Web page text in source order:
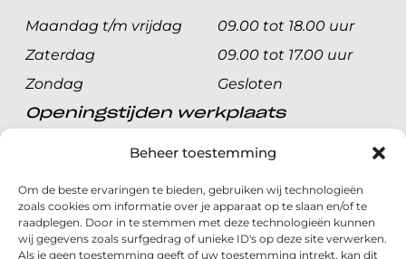
Beheer toestemming
Om de beste ervaringen te bieden, gebruiken wij technologieën
zoals cookies om informatie over je apparaat op te slaan en/of te
raadplegen. Door in te stemmen met deze technologieën kunnen
wij gegevens zoals surfgedrag of unieke ID's op deze site verwerken.
Als je geen toestemming geeft of uw toestemming intrekt, kan dit
Maandag t/m vrijdag
09.00 tot 18.00 uur
Zaterdag
09.00 tot 17.00 uur
Zondag
Gesloten
Openingstijden werkplaats
Maandag t/m vrijdag
08.00 tot 17.00 uur
Zondag
Gesloten
Volg ons